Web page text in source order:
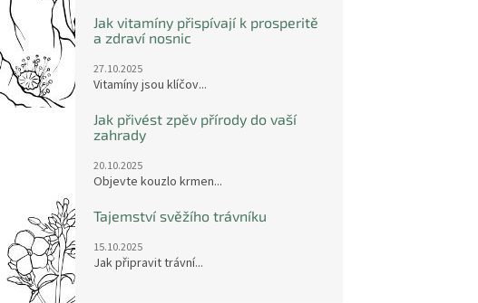
Jak vitamíny přispívají k prosperitě
a zdraví nosnic
27.10.2025
Vitamíny jsou klíčov...
Jak přivést zpěv přírody do vaší
zahrady
20.10.2025
Objevte kouzlo krmen...
Tajemství svěžího trávníku
15.10.2025
Jak připravit trávní...